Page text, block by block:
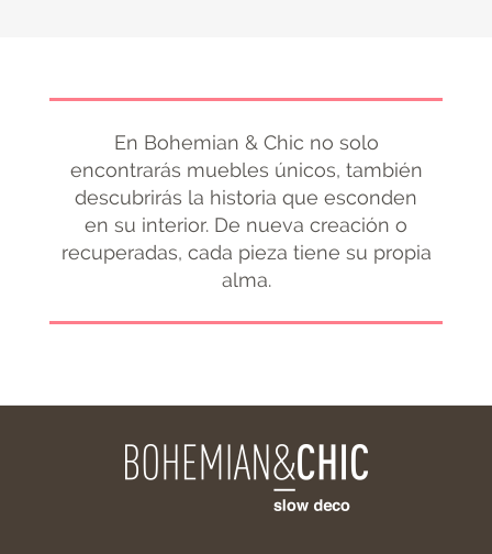
En Bohemian & Chic no solo
encontrarás muebles únicos, también
descubrirás la historia que esconden
en su interior. De nueva creación o
recuperadas, cada pieza tiene su propia
alma.